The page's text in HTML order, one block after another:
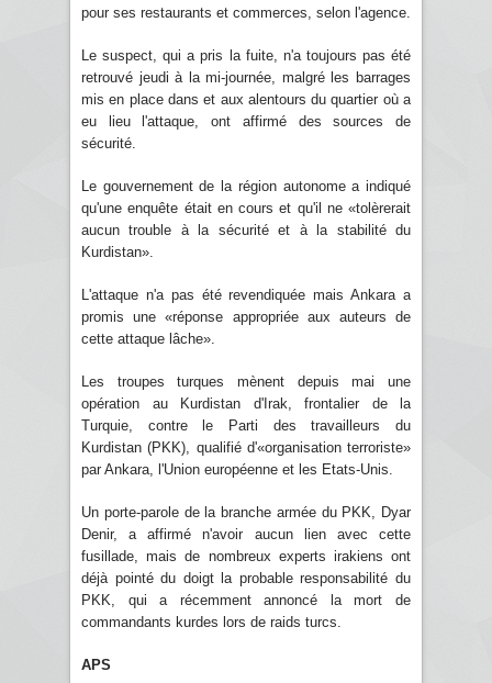
pour ses restaurants et commerces, selon l'agence.
Le suspect, qui a pris la fuite, n'a toujours pas été
retrouvé jeudi à la mi-journée, malgré les barrages
mis en place dans et aux alentours du quartier où a
eu lieu l'attaque, ont affirmé des sources de
sécurité.
Le gouvernement de la région autonome a indiqué
qu'une enquête était en cours et qu'il ne «tolèrerait
aucun trouble à la sécurité et à la stabilité du
Kurdistan».
L'attaque n'a pas été revendiquée mais Ankara a
promis une «réponse appropriée aux auteurs de
cette attaque lâche».
Les troupes turques mènent depuis mai une
opération au Kurdistan d'Irak, frontalier de la
Turquie, contre le Parti des travailleurs du
Kurdistan (PKK), qualifié d'«organisation terroriste»
par Ankara, l'Union européenne et les Etats-Unis.
Un porte-parole de la branche armée du PKK, Dyar
Denir, a affirmé n'avoir aucun lien avec cette
fusillade, mais de nombreux experts irakiens ont
déjà pointé du doigt la probable responsabilité du
PKK, qui a récemment annoncé la mort de
commandants kurdes lors de raids turcs.
APS